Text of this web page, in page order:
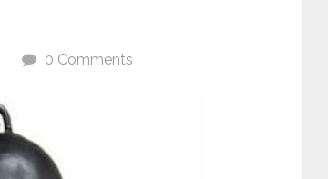
0 Comments